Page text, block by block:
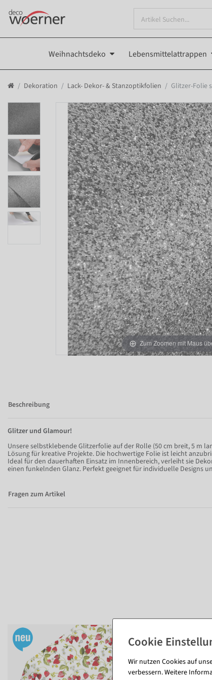
Weihnachtsdeko Lebensmittelattrappen
Dekoration Lack- Dekor- & Stanzoptikfolien Glitzer-Folie
Zum Zoomen mit Maus
Beschreibung
Glitzer und Glamour!
Unsere selbstklebende Glitzerfolie auf der Rolle (50 cm breit, 5 m
Lösung für kreative Projekte. Die hochwertige Folie ist leicht
Ideal für den dauerhaften Einsatz im Innenbereich, verleiht sie
einen funkelnden Glanz. Perfekt geeignet für individuelle Designs
Fragen zum Artikel
Wir nutzen Cookies auf
verbessern. Weitere